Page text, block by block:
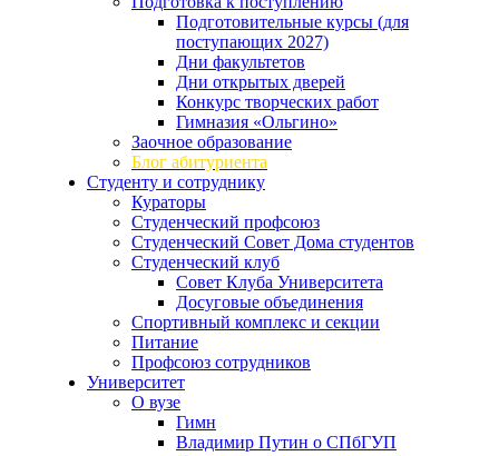
Подготовительные курсы (для
поступающих 2027)
Дни факультетов
Дни открытых дверей
Конкурс творческих работ
Гимназия «Ольгино»
Заочное образование
Блог абитуриента
Студенту и сотруднику
Кураторы
Студенческий профсоюз
Студенческий Совет Дома студентов
Студенческий клуб
Совет Клуба Университета
Досуговые объединения
Спортивный комплекс и секции
Питание
Профсоюз сотрудников
Университет
О вузе
Гимн
Владимир Путин о СПбГУП